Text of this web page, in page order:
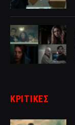
ΚΡΙΤΙΚΈΣ